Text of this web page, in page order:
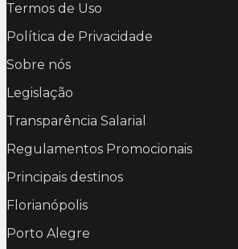
Termos de Uso
Política de Privacidade
Sobre nós
Legislação
Transparência Salarial
Regulamentos Promocionais
Principais destinos
Florianópolis
Porto Alegre